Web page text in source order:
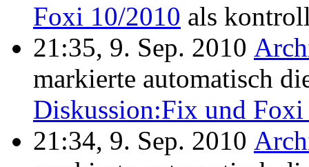
Foxi 10/2010 als
21:35, 9. Sep. 2010
markierte automatisch
Diskussion:Fix und
21:34, 9. Sep. 2010